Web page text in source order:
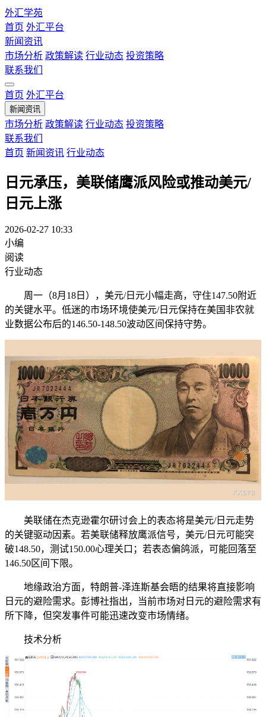
外汇学苑
首页 外汇平台
新闻资讯
市场分析 政策解读 行业动态 投资策略
联系我们
首页 外汇平台
新闻资讯
市场分析 政策解读 行业动态 投资策略
联系我们
首页 新闻资讯 行业动态
日元承压，美联储鹰派风险或推动美元/
日元上涨
2026-02-27 10:33
小编
阅读
行业动态
周一（8月18日），美元/日元小幅走高，守住147.50附近
的关键水平。低迷的市场环境使美元/日元保持在美国非农就
业数据公布后的146.50-148.50波动区间保持守势。
美联储在杰克逊霍尔研讨会上的表态将是美元/日元走势
的关键驱动因素。若美联储释放鹰派信号，美元/日元可能突
破148.50，测试150.00心理关口；若表态偏鸽派，可能回落至
146.50区间下限。
地缘政治方面，特朗普-泽连斯基会晤的结果将直接影响
日元的避险需求。彭博社指出，当前市场对日元的避险需求有
所下降，但突发事件可能迅速改变市场情绪。
技术分析